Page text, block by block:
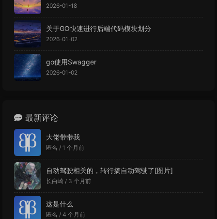
2026-01-18
关于GO快速进行后端代码模块划分
2026-01-02
go使用Swagger
2026-01-02
最新评论
大佬带带我
匿名 / 1 个月前
自动驾驶相关的，转行搞自动驾驶了[图片]
长白崎 / 3 个月前
这是什么
匿名 / 4 个月前